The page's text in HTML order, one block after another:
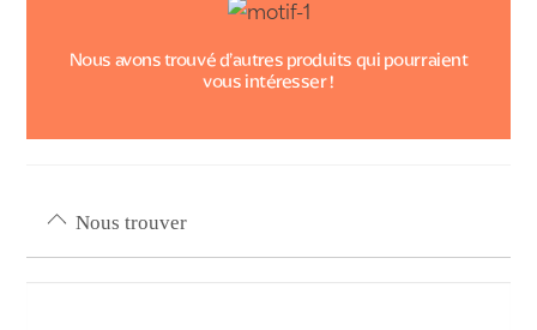
Nous avons trouvé d’autres produits qui pourraient
vous intéresser !
Nous trouver